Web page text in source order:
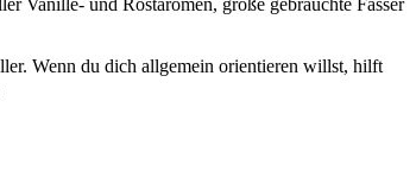
Wenn du dich allgemein orientieren willst, hilft